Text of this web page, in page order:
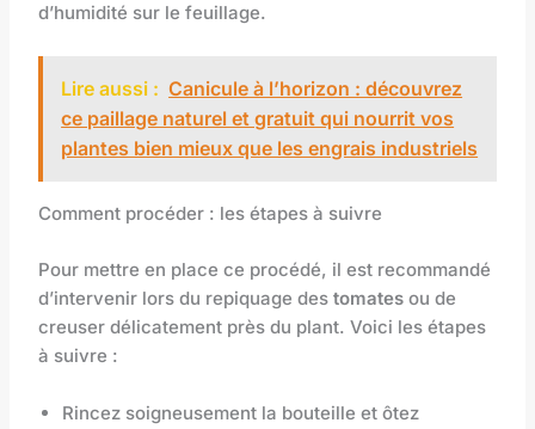
d’humidité sur le feuillage.
Lire aussi : Canicule à l’horizon : découvrez
ce paillage naturel et gratuit qui nourrit vos
plantes bien mieux que les engrais industriels
Comment procéder : les étapes à suivre
Pour mettre en place ce procédé, il est recommandé
d’intervenir lors du repiquage destomates ou de
creuser délicatement près du plant. Voici les étapes
à suivre :
Rincez soigneusement la bouteille et ôtez